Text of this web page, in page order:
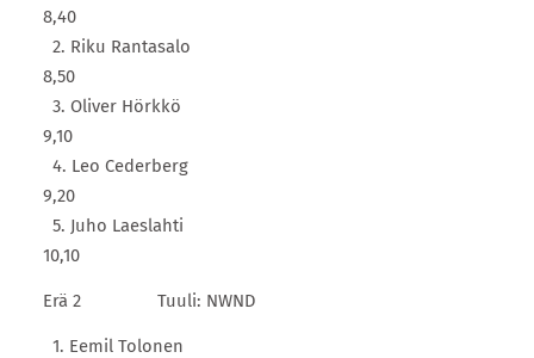
8,40
2. Riku Rantasalo
8,50
3. Oliver Hörkkö
9,10
4. Leo Cederberg
9,20
5. Juho Laeslahti
10,10
Erä 2 Tuuli: NWND
1. Eemil Tolonen